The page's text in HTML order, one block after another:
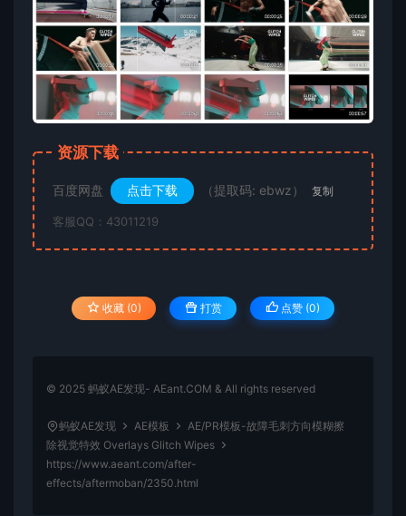
资源下载
百度网盘 点击下载 （提取码: ebwz） 复制
客服QQ：43011219
收藏 (0) 打赏 点赞 (0)
© 2025 蚂蚁AE发现- AEant.COM & All rights reserved
蚂蚁AE发现 AE模板
AE/PR模板-故障毛刺方向模糊擦
除视觉特效 Overlays Glitch Wipes
https://www.aeant.com/after-
effects/aftermoban/2350.html